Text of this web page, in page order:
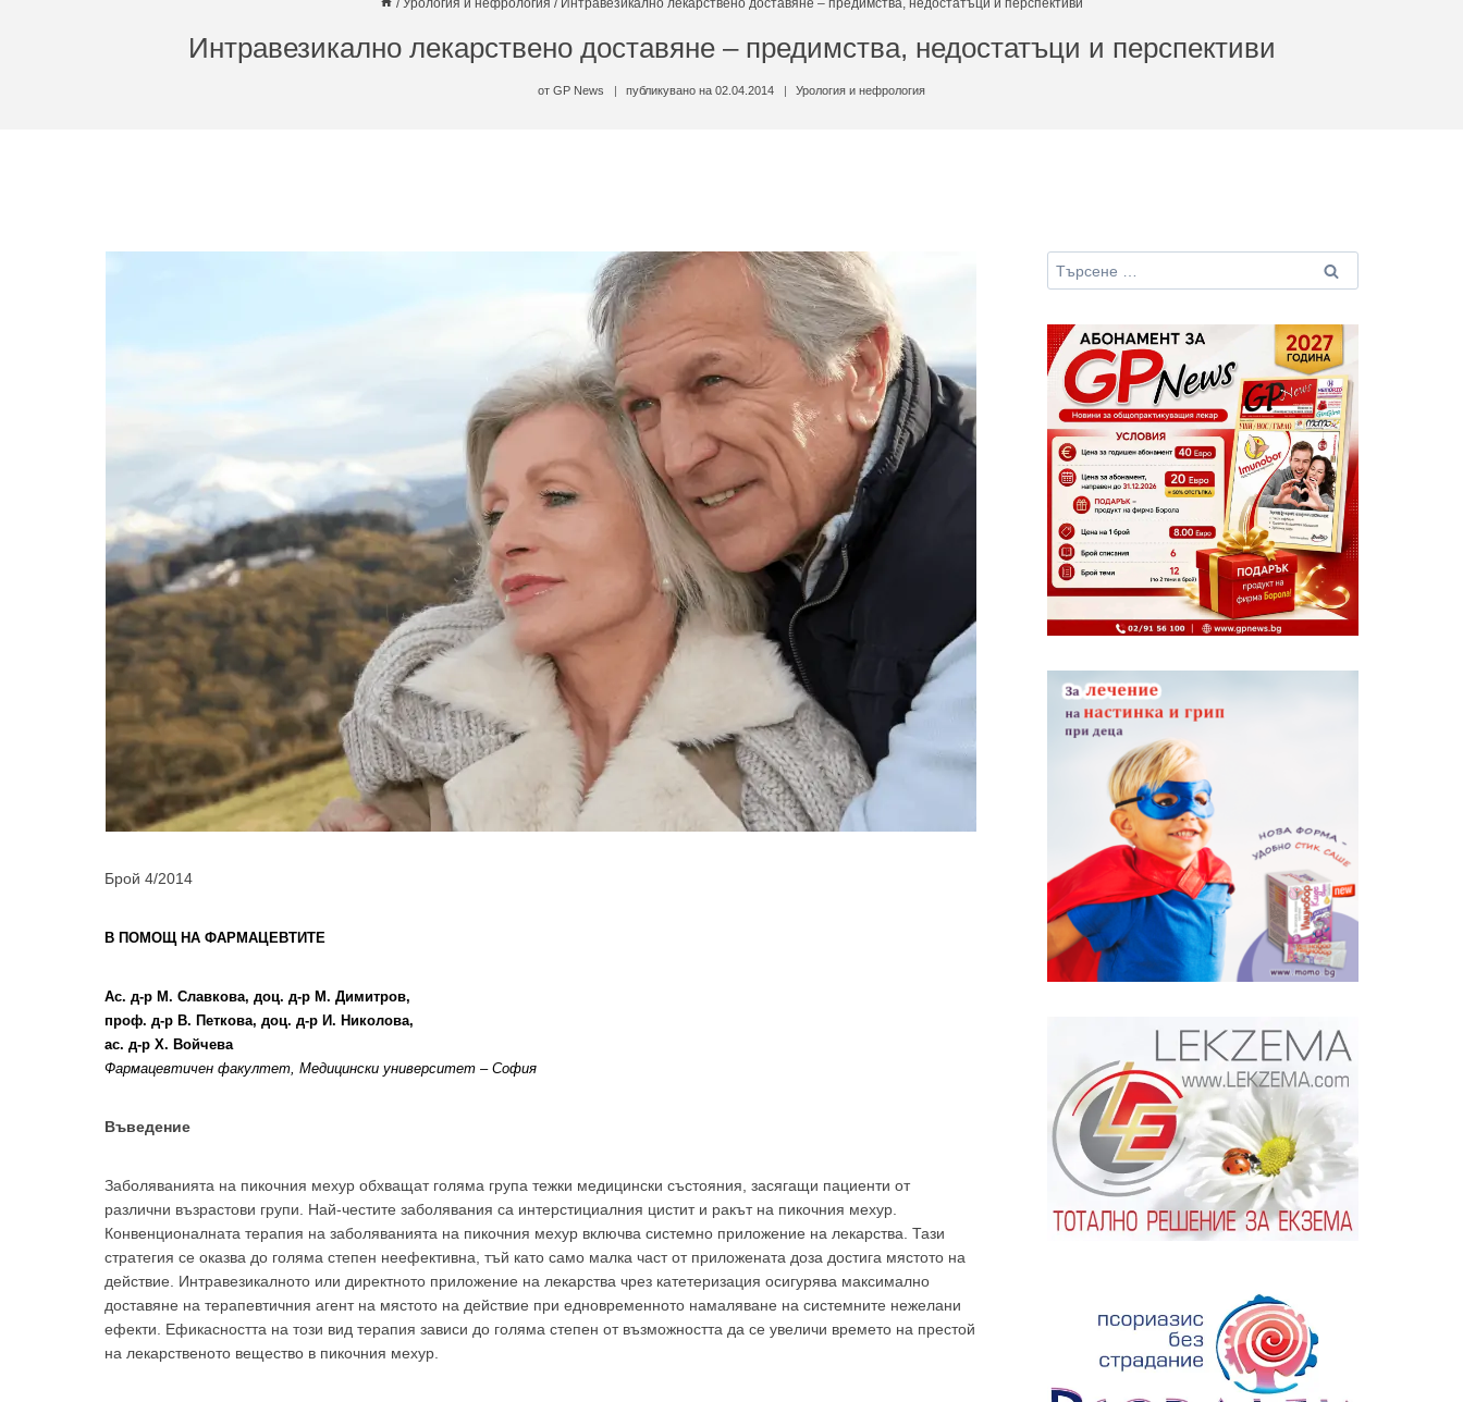
/ Урология и нефрология / Интравезикално лекарствено доставяне – предимства, недостатъци и перспективи
Интравезикално лекарствено доставяне – предимства, недостатъци и перспективи
от GP News публикувано на 02.04.2014 Урология и нефрология
Брой 4/2014
В ПОМОЩ НА ФАРМАЦЕВТИТЕ
Ас. д-р М. Славкова, доц. д-р М. Димитров,
проф. д-р В. Петкова, доц. д-р И. Николова,
ас. д-р Х. Войчева
Фармацевтичен факултет, Медицински университет – София
Въведение
Заболяванията на пикочния мехур обхващат голяма група тежки медицински състояния, засягащи пациенти от
различни възрастови групи. Най-честите заболявания са интерстициалния цистит и ракът на пикочния мехур.
Конвенционалната терапия на заболяванията на пикочния мехур включва системно приложение на лекарства. Тази
стратегия се оказва до голяма степен неефективна, тъй като само малка част от приложената доза достига мястото на
действие. Интравезикалното или директното приложение на лекарства чрез катетеризация осигурява максимално
доставяне на терапевтичния агент на мястото на действие при едновременното намаляване на системните нежелани
ефекти. Ефикасността на този вид терапия зависи до голяма степен от възможността да се увеличи времето на престой
на лекарственото вещество в пикочния мехур.
Търсене
за: